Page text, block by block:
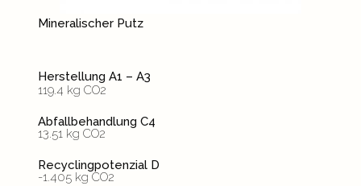
Mineralischer Putz
Herstellung A1 – A3
119.4 kg CO2
Abfallbehandlung C4
13.51 kg CO2
Recyclingpotenzial D
-1.405 kg CO2